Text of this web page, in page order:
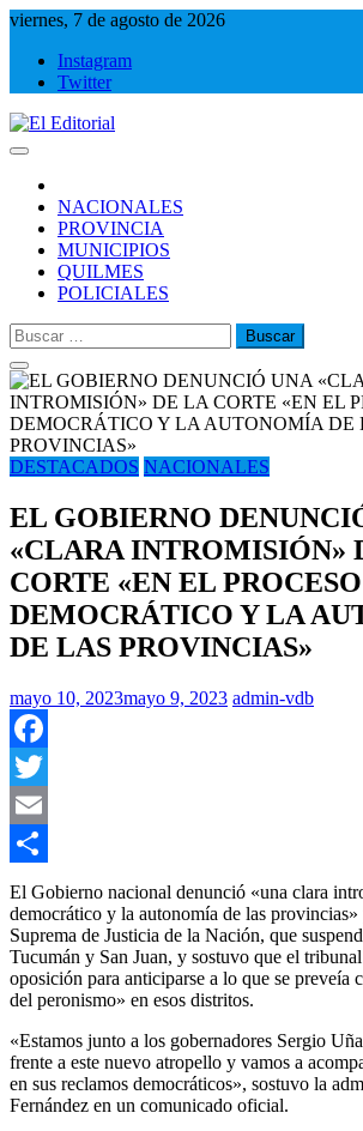
Saltar
contenido
viernes, 7 de agosto de 2026
Instagram
Twitter
NACIONALES
PROVINCIA
MUNICIPIOS
QUILMES
POLICIALES
Buscar:
DESTACADOS NACIONALES
EL GOBIERNO
«CLARA INTROMISIÓN»
CORTE «EN EL PROCESO
DEMOCRÁTICO Y LA
DE LAS PROVINCIAS»
mayo 10, 2023mayo 9, 2023 admin-vdb
Facebook
Twitter
Email
Compartir
El Gobierno nacional denunció «una clara
democrático y la autonomía de las
Suprema de Justicia de la Nación, que
Tucumán y San Juan, y sostuvo que el
oposición para anticiparse a lo que se preveía
del peronismo» en esos distritos.
«Estamos junto a los gobernadores Sergio
frente a este nuevo atropello y vamos a
en sus reclamos democráticos», sostuvo la
Fernández en un comunicado oficial.